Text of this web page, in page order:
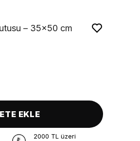
– 35x50 cm
EKLE
2000 TL üzeri